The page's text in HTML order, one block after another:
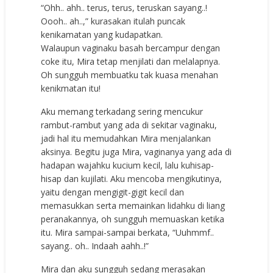
“Ohh.. ahh.. terus, terus, teruskan sayang..!
Oooh.. ah..,” kurasakan itulah puncak
kenikamatan yang kudapatkan.
Walaupun vaginaku basah bercampur dengan
coke itu, Mira tetap menjilati dan melalapnya.
Oh sungguh membuatku tak kuasa menahan
kenikmatan itu!
Aku memang terkadang sering mencukur
rambut-rambut yang ada di sekitar vaginaku,
jadi hal itu memudahkan Mira menjalankan
aksinya. Begitu juga Mira, vaginanya yang ada di
hadapan wajahku kucium kecil, lalu kuhisap-
hisap dan kujilati. Aku mencoba mengikutinya,
yaitu dengan mengigit-gigit kecil dan
memasukkan serta memainkan lidahku di liang
peranakannya, oh sungguh memuaskan ketika
itu. Mira sampai-sampai berkata, “Uuhmmf..
sayang.. oh.. Indaah aahh..!”
Mira dan aku sungguh sedang merasakan